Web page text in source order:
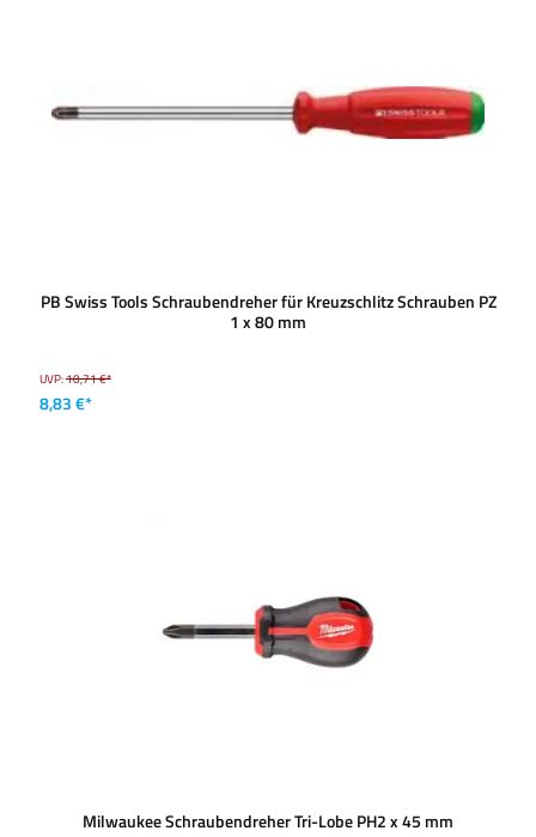
PB Swiss Tools Schraubendreher für Kreuzschlitz Schrauben PZ
1 x 80 mm
UVP:10,71 €*
8,83 €*
Milwaukee Schraubendreher Tri-Lobe PH2 x 45 mm